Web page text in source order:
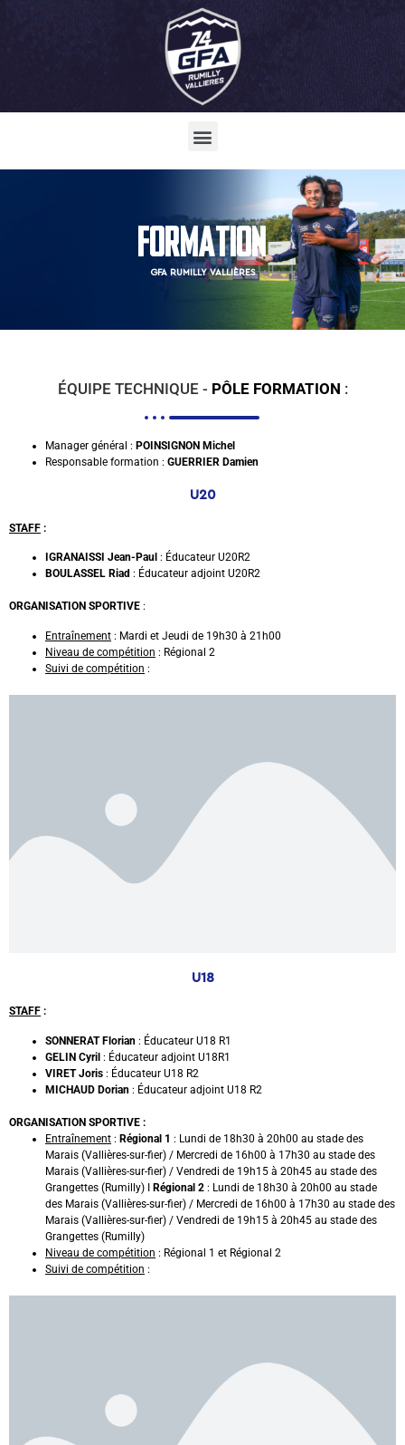
FORMATION
GFA RUMILLY VALLIÈRES
ÉQUIPE TECHNIQUE - PÔLE FORMATION :
Manager général : POINSIGNON Michel
Responsable formation : GUERRIER Damien
U20
STAFF :
IGRANAISSI Jean-Paul : Éducateur U20R2
BOULASSEL Riad : Éducateur adjoint U20R2
ORGANISATION SPORTIVE :
Entraînement : Mardi et Jeudi de 19h30 à 21h00
Niveau de compétition : Régional 2
Suivi de compétition :
U18
STAFF :
SONNERAT Florian : Éducateur U18 R1
GELIN Cyril : Éducateur adjoint U18R1
VIRET Joris : Éducateur U18 R2
MICHAUD Dorian : Éducateur adjoint U18 R2
ORGANISATION SPORTIVE :
Entraînement : Régional 1 : Lundi de 18h30 à 20h00 au stade des
Marais (Vallières-sur-fier) / Mercredi de 16h00 à 17h30 au stade des
Marais (Vallières-sur-fier) / Vendredi de 19h15 à 20h45 au stade des
Grangettes (Rumilly) I Régional 2 : Lundi de 18h30 à 20h00 au stade
des Marais (Vallières-sur-fier) / Mercredi de 16h00 à 17h30 au stade des
Marais (Vallières-sur-fier) / Vendredi de 19h15 à 20h45 au stade des
Grangettes (Rumilly)
Niveau de compétition : Régional 1 et Régional 2
Suivi de compétition :